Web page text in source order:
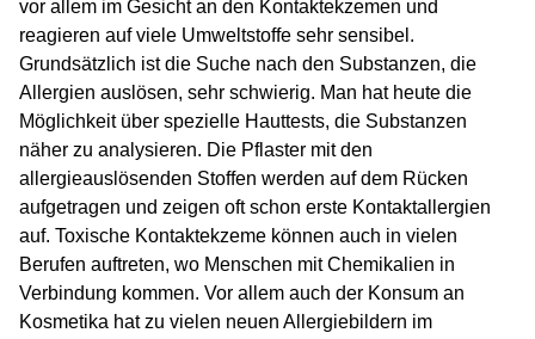
vor allem im Gesicht an den Kontaktekzemen und
reagieren auf viele Umweltstoffe sehr sensibel.
Grundsätzlich ist die Suche nach den Substanzen, die
Allergien auslösen, sehr schwierig. Man hat heute die
Möglichkeit über spezielle Hauttests, die Substanzen
näher zu analysieren. Die Pflaster mit den
allergieauslösenden Stoffen werden auf dem Rücken
aufgetragen und zeigen oft schon erste Kontaktallergien
auf. Toxische Kontaktekzeme können auch in vielen
Berufen auftreten, wo Menschen mit Chemikalien in
Verbindung kommen. Vor allem auch der Konsum an
Kosmetika hat zu vielen neuen Allergiebildern im